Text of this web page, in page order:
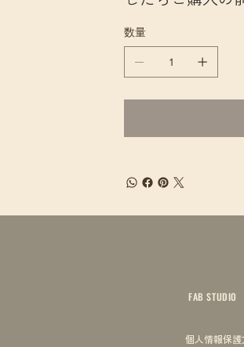
数量
FAB STUDIO
個人情報保護